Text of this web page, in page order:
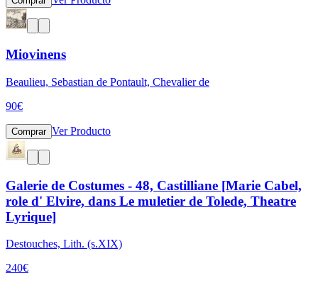
Miovinens
Beaulieu, Sebastian de Pontault, Chevalier de
90€
Comprar Ver Producto
Galerie de Costumes - 48, Castilliane [Marie Cabel,
role d' Elvire, dans Le muletier de Tolede, Theatre
Lyrique]
Destouches, Lith. (s.XIX)
240€